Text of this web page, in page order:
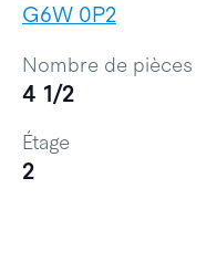
G6W 0P2
Nombre de pièces
4 1/2
Étage
2